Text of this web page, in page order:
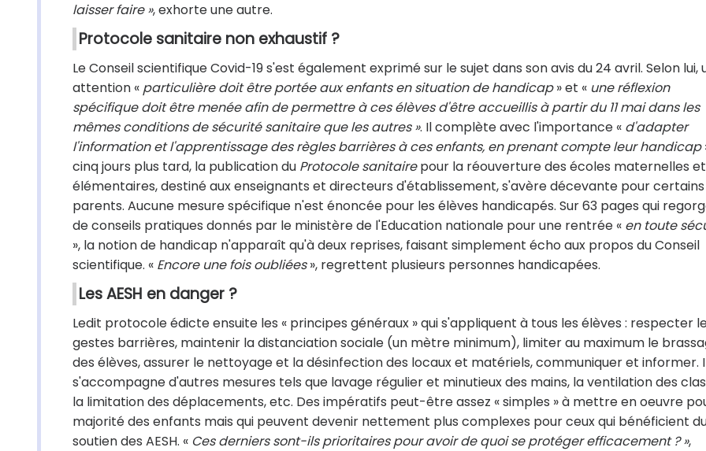
laisser faire », exhorte une autre.
Protocole sanitaire non exhaustif ?
Le Conseil scientifique Covid-19 s'est également exprimé sur le sujet dans son avis du 24 avril. Selon lui,
attention « particulière doit être portée aux enfants en situation de handicap» et « une réflexion
spécifique doit être menée afin de permettre à ces élèves d'être accueillis à partir du 11 mai dans les
mêmes conditions de sécurité sanitaire que les autres ». Il complète avec l'importance « d'adapter
l'information et l'apprentissage des règles barrières à ces enfants, en prenant compte leur handicap
cinq jours plus tard, la publication du Protocole sanitairepour la réouverture des écoles maternelles et
élémentaires, destiné aux enseignants et directeurs d'établissement, s'avère décevante pour certains
parents. Aucune mesure spécifique n'est énoncée pour les élèves handicapés. Sur 63 pages qui
de conseils pratiques donnés par le ministère de l'Education nationale pour une rentrée « en toute
», la notion de handicap n'apparaît qu'à deux reprises, faisant simplement écho aux propos du Conseil
scientifique. « Encore une fois oubliées», regrettent plusieurs personnes handicapées.
Les AESH en danger ?
Ledit protocole édicte ensuite les « principes généraux » qui s'appliquent à tous les élèves : respecter
gestes barrières, maintenir la distanciation sociale (un mètre minimum), limiter au maximum le
des élèves, assurer le nettoyage et la désinfection des locaux et matériels, communiquer et informer.
s'accompagne d'autres mesures tels que lavage régulier et minutieux des mains, la ventilation des
la limitation des déplacements, etc. Des impératifs peut-être assez « simples » à mettre en oeuvre
majorité des enfants mais qui peuvent devenir nettement plus complexes pour ceux qui bénéficient
soutien des AESH. « Ces derniers sont-ils prioritaires pour avoir de quoi se protéger efficacement ? »,